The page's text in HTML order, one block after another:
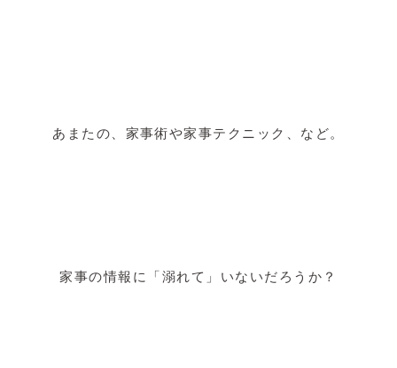
あまたの、家事術や家事テクニック、など。
家事の情報に「溺れて」いないだろうか？